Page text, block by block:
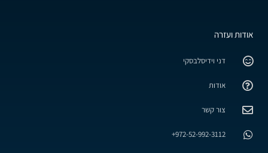
אודות ועזרה
דני וידיסלבסקי
אודות
צור קשר
972-52-992-3112+